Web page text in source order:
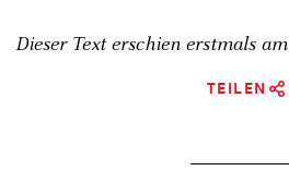
Dieser Text erschien erstmals am
TEILEN